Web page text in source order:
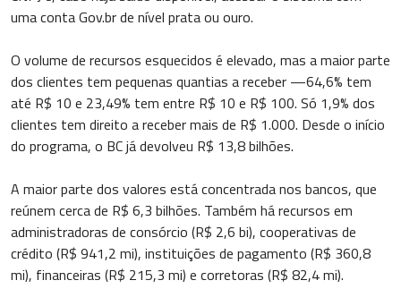
uma conta Gov.br de nível prata ou ouro.
O volume de recursos esquecidos é elevado, mas a maior parte
dos clientes tem pequenas quantias a receber —64,6% tem
até R$ 10 e 23,49% tem entre R$ 10 e R$ 100. Só 1,9% dos
clientes tem direito a receber mais de R$ 1.000. Desde o início
do programa, o BC já devolveu R$ 13,8 bilhões.
A maior parte dos valores está concentrada nos bancos, que
reúnem cerca de R$ 6,3 bilhões. Também há recursos em
administradoras de consórcio (R$ 2,6 bi), cooperativas de
crédito (R$ 941,2 mi), instituições de pagamento (R$ 360,8
mi), financeiras (R$ 215,3 mi) e corretoras (R$ 82,4 mi).